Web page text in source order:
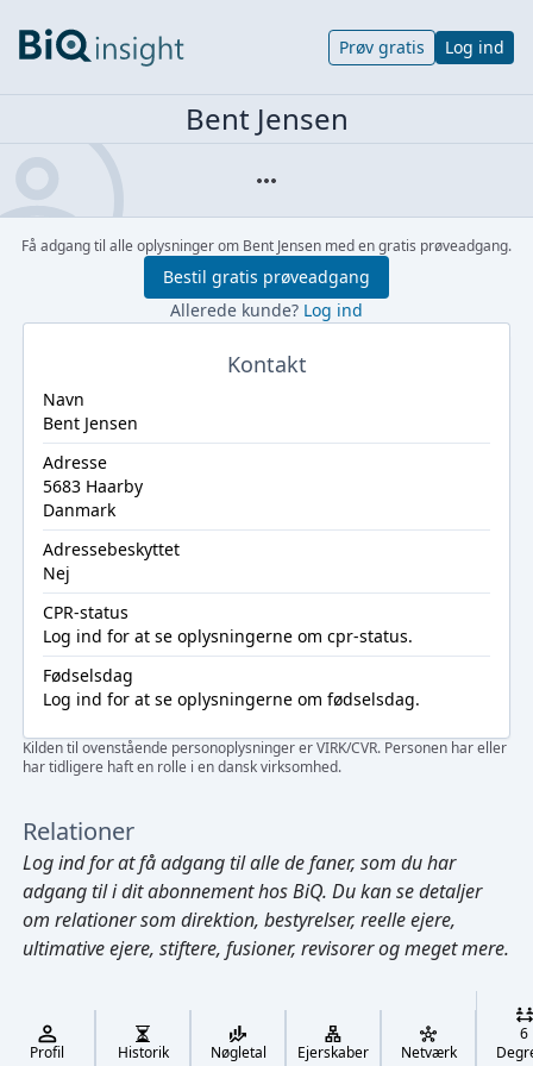
Cmd/Ctrl + K
Prøv gratis Log ind
Bent Jensen
Få adgang til alle oplysninger om Bent Jensen med en gratis prøveadgang.
Bestil gratis prøveadgang
Allerede kunde? Log ind
Kontakt
Navn
Bent Jensen
Adresse
5683 Haarby
Danmark
Adressebeskyttet
Nej
CPR-status
Log ind for at se oplysningerne om cpr-status.
Fødselsdag
Log ind for at se oplysningerne om fødselsdag.
Kilden til ovenstående personoplysninger er VIRK/CVR. Personen har eller
har tidligere haft en rolle i en dansk virksomhed.
Relationer
Log indfor at få adgang til alle de faner, som du har
adgang til i dit abonnement hos BiQ. Du kan se detaljer
om relationer som direktion, bestyrelser, reelle ejere,
ultimative ejere, stiftere, fusioner, revisorer og meget mere.
Profil Historik Nøgletal Ejerskaber Netværk
6